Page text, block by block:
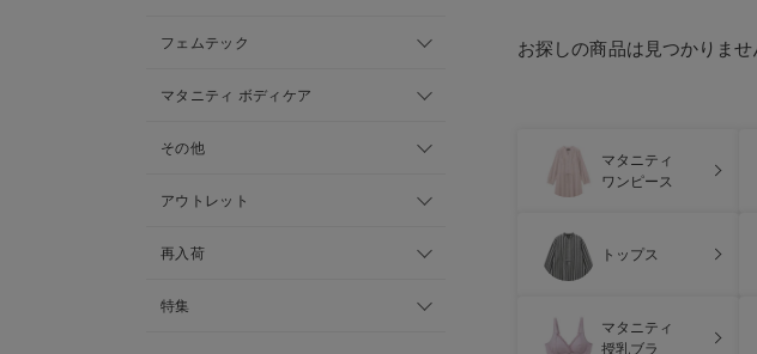
フェムテック
マタニティ ボディケア
その他
アウトレット
再入荷
特集
お探しの商品は見つかりませ
マタニティ
ワンピース
トップス
マタニティ
授乳ブラ